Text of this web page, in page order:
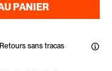
PANIER
Retours sans tracas